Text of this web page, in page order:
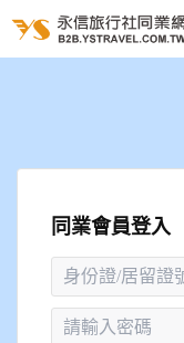
同業會員登入